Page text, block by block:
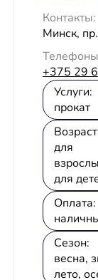
Контакты:
Минск,
+375 29
Услуги:
прокат
для
для
Оплата:
Сезон:
весна,
лето,